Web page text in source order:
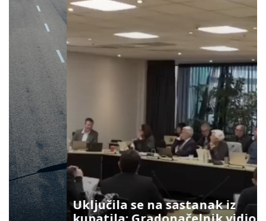
Uključila se na sastanak iz